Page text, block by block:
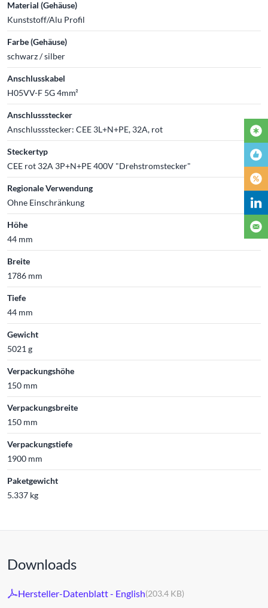
Material (Gehäuse)
Kunststoff/Alu Profil
Farbe (Gehäuse)
schwarz / silber
Anschlusskabel
H05VV-F 5G 4mm²
Anschlussstecker
Anschlussstecker: CEE 3L+N+PE, 32A, rot
Steckertyp
CEE rot 32A 3P+N+PE 400V "Drehstromstecker"
Regionale Verwendung
Ohne Einschränkung
Höhe
44 mm
Breite
1786 mm
Tiefe
44 mm
Gewicht
5021 g
Verpackungshöhe
150 mm
Verpackungsbreite
150 mm
Verpackungstiefe
1900 mm
Paketgewicht
5.337 kg
Downloads
Hersteller-Datenblatt - English(203.4 KB)